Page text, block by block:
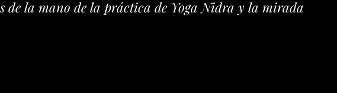
de la mano de la práctica de Yoga Nidra y la mirada